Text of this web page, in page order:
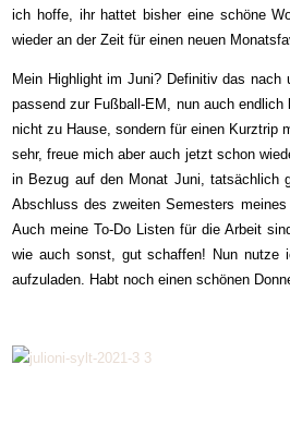
ich hoffe, ihr hattet bisher eine schöne
wieder an der Zeit für einen neuen
Mein Highlight im Juni? Definitiv das
passend zur Fußball-EM, nun auch
nicht zu Hause, sondern für einen Kurztrip
sehr, freue mich aber auch jetzt schon
in Bezug auf den Monat Juni, tatsächlich
Abschluss des zweiten Semesters
Auch meine To-Do Listen für die Arbeit
wie auch sonst, gut schaffen! Nun nutze
aufzuladen. Habt noch einen schönen